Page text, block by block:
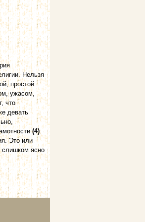
Нельзя
простой
ужасом,
что
девать
(4).
Это или
слишком ясно